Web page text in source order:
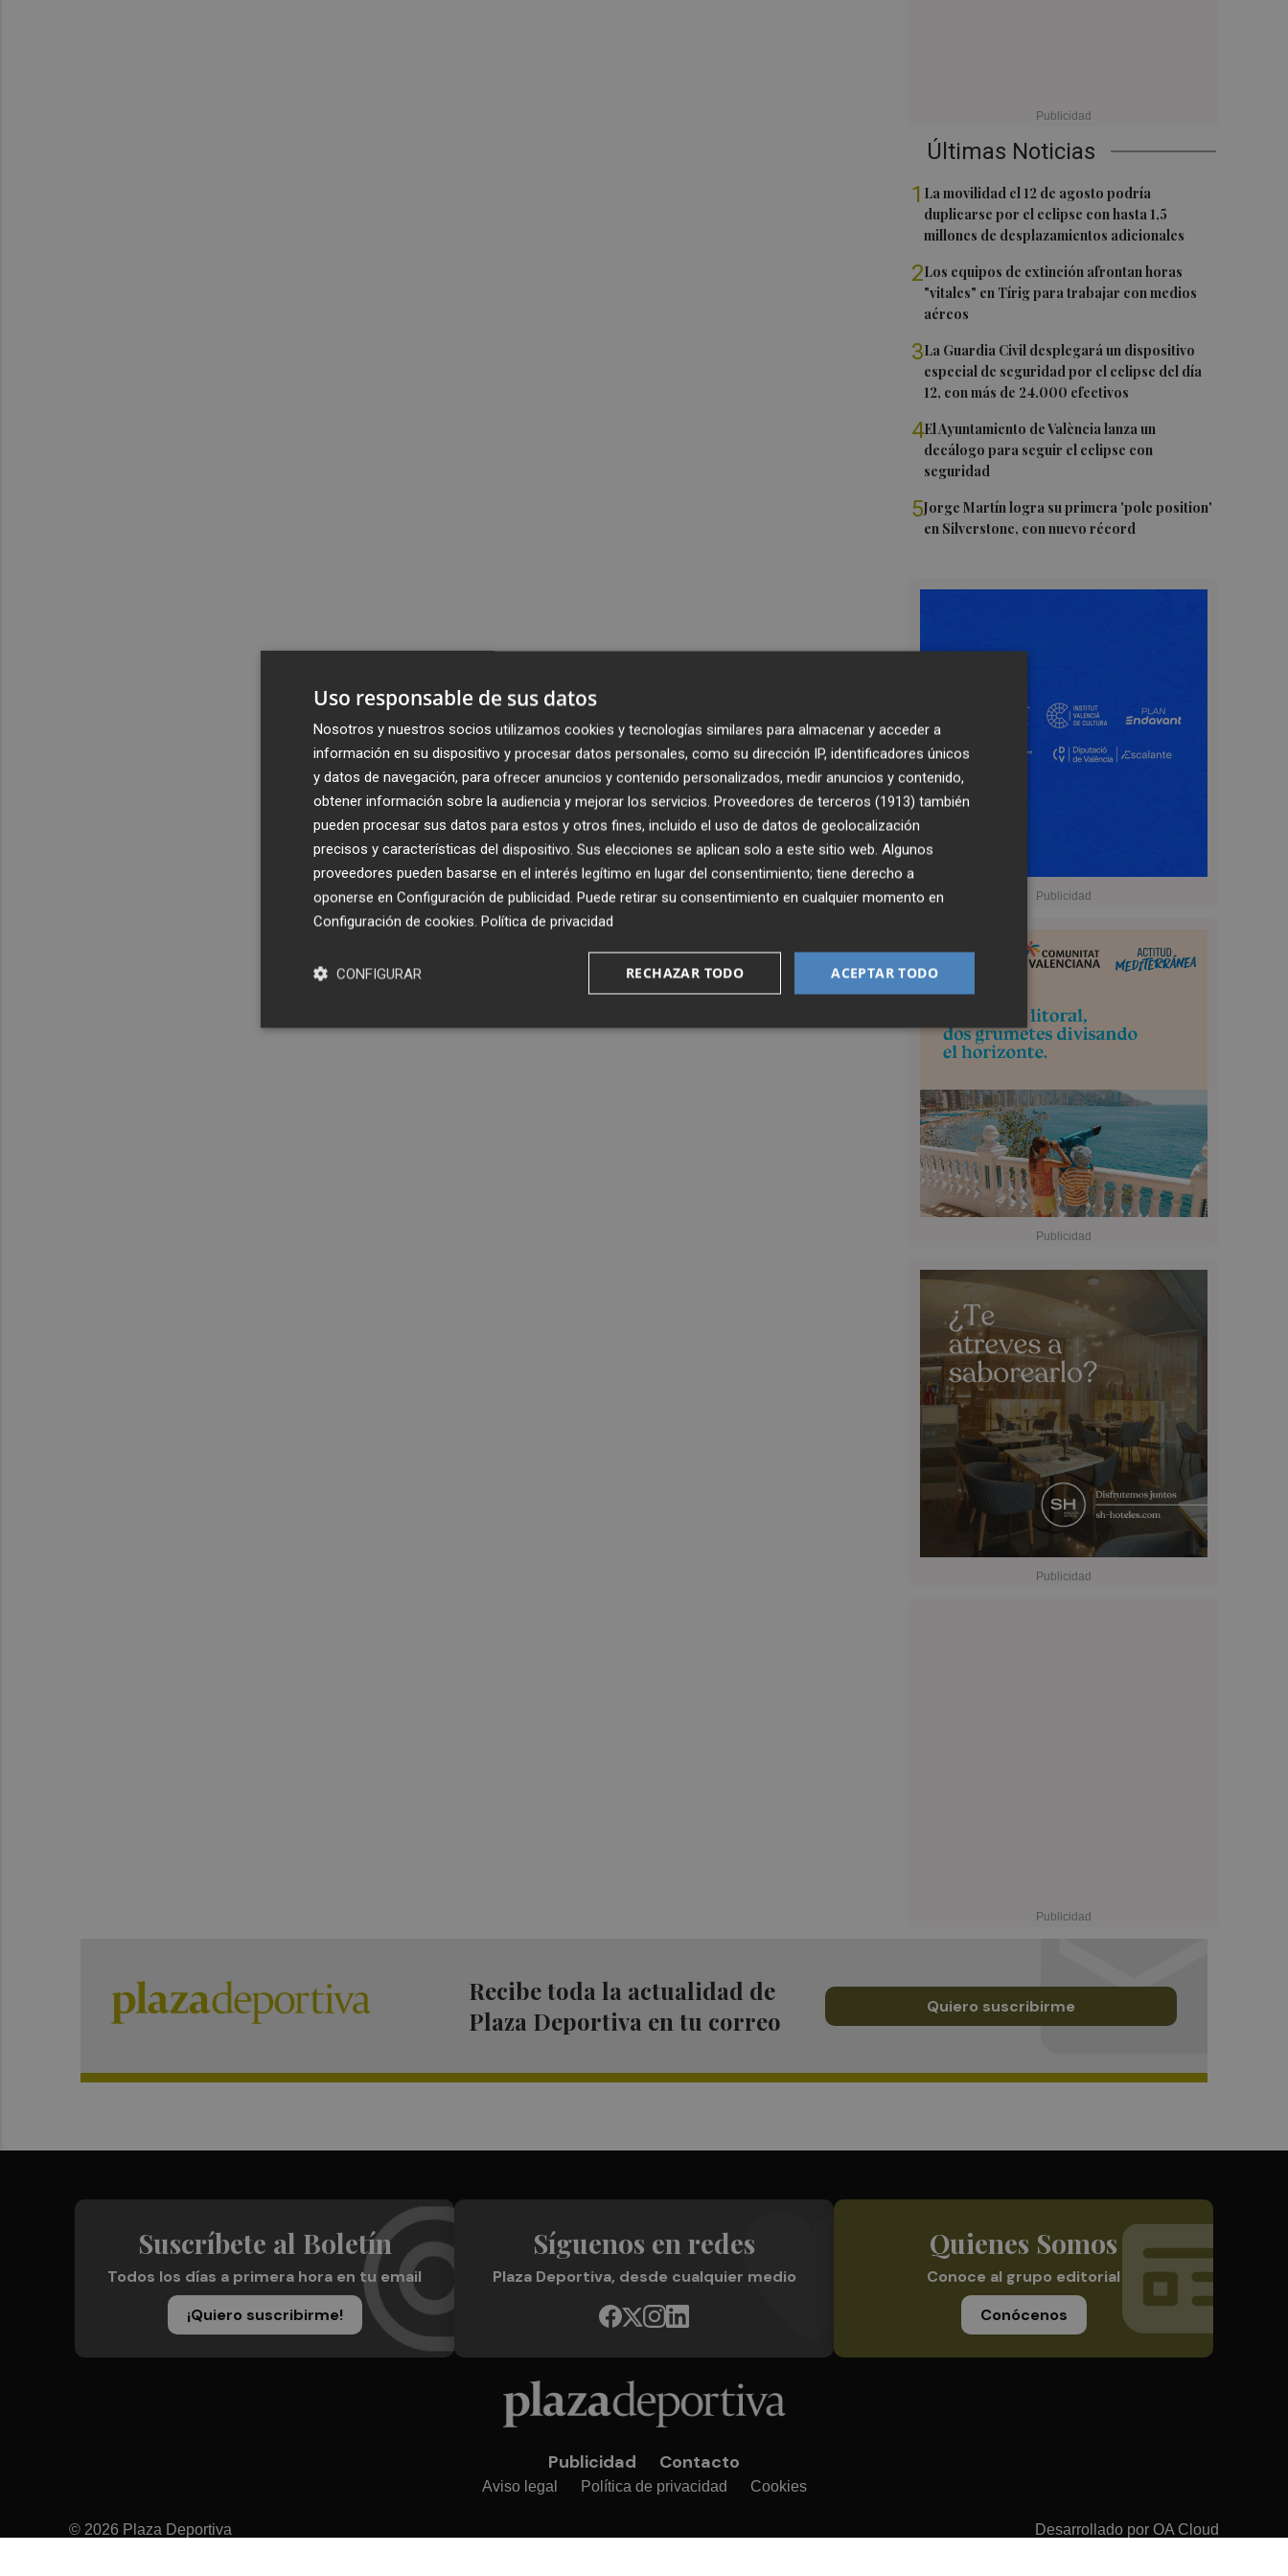
Últimas Noticias
1 La movilidad el 12 de agosto podría
duplicarse por el eclipse con hasta 1,5
millones de desplazamientos adicionales
2Los equipos de extinción afrontan horas
"vitales" en Tírig para trabajar con medios
aéreos
3La Guardia Civil desplegará un dispositivo
especial de seguridad por el eclipse del día
12, con más de 24.000 efectivos
4El Ayuntamiento de València lanza un
decálogo para seguir el eclipse con
seguridad
5Jorge Martín logra su primera 'pole position'
en Silverstone, con nuevo récord
Recibe toda la actualidad de
Plaza Deportiva en tu correo
Quiero suscribirme
Suscríbete al Boletín
Todos los días a primera hora en tu email
¡Quiero suscribirme!
Síguenos en redes
Plaza Deportiva, desde cualquier medio
Quienes Somos
Conoce al grupo editorial
Conócenos
Publicidad Contacto
Aviso legal Política de privacidad Cookies
© 2026 Plaza Deportiva Desarrollado por OA Cloud
Uso responsable de sus datos
Nosotros y nuestros socios utilizamos cookies y tecnologías similares para almacenar y acceder a
información en su dispositivo y procesar datos personales, como su dirección IP, identificadores únicos
y datos de navegación, para ofrecer anuncios y contenido personalizados, medir anuncios y contenido,
obtener información sobre la audiencia y mejorar los servicios. Proveedores de terceros (1913) también
pueden procesar sus datos para estos y otros fines, incluido el uso de datos de geolocalización
precisos y características del dispositivo. Sus elecciones se aplican solo a este sitio web. Algunos
proveedores pueden basarse en el interés legítimo en lugar del consentimiento; tiene derecho a
oponerse en Configuración de publicidad. Puede retirar su consentimiento en cualquier momento en
Configuración de cookies. Política de privacidad
ACEPTAR TODO
RECHAZAR TODO
CONFIGURAR